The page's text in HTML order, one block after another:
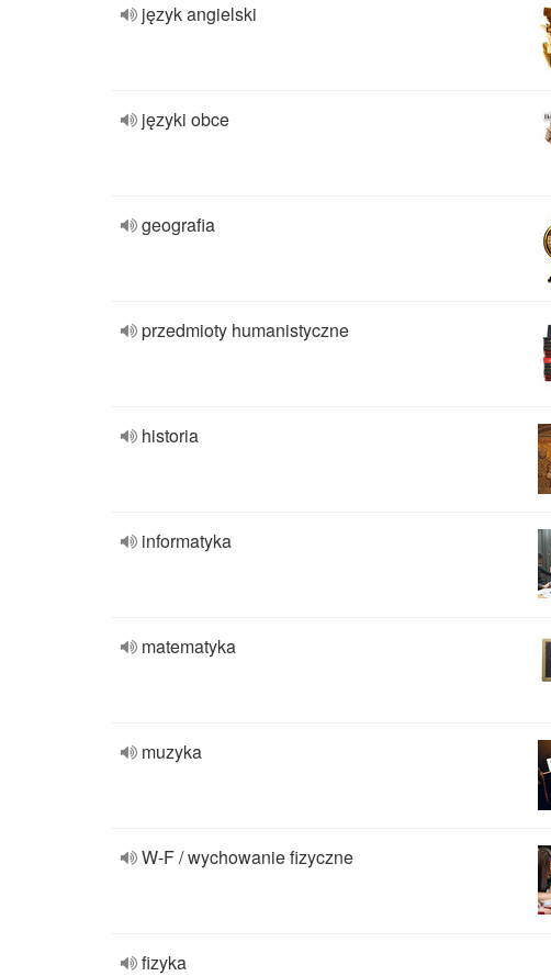
język angielski
języki obce
geografia
przedmioty humanistyczne
historia
informatyka
matematyka
muzyka
W-F / wychowanie fizyczne
fizyka